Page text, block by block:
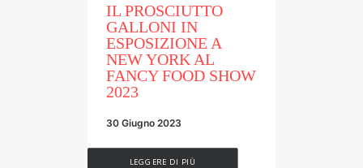
IL PROSCIUTTO
GALLONI IN
ESPOSIZIONE A
NEW YORK AL
FANCY FOOD SHOW
2023
30 Giugno 2023
LEGGERE DI PIÙ